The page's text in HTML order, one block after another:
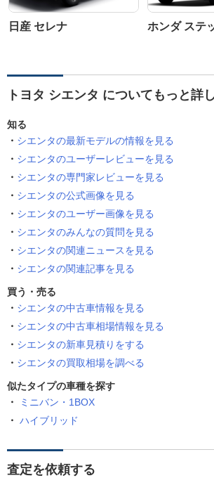
日産 セレナ ホンダ ステ
トヨタ シエンタ についてもっと詳
知る
シエンタの最新モデルの情報を見る
シエンタのユーザーレビューを見る
シエンタの専門家レビューを見る
シエンタの公式画像を見る
シエンタのユーザー画像を見る
シエンタのみんなの質問を見る
シエンタの関連ニュースを見る
シエンタの関連記事を見る
買う・売る
シエンタの中古車情報を見る
シエンタの中古車相場情報を見る
シエンタの新車見積りをする
シエンタの買取相場を調べる
似たタイプの車種を探す
ミニバン・1BOX
ハイブリッド
査定を依頼する